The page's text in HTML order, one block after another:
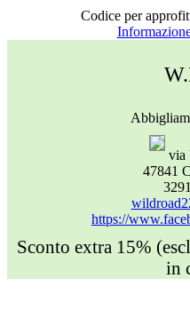
Codice per
via
47841
https://
Sconto extra 15%
in